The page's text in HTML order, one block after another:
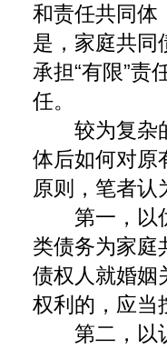
和责任共同体
是，家庭共同
承担“有限”责
任。
较为复杂的
体后如何对原
原则，笔者认
第一，以优
类债务为家庭
债权人就婚姻
权利的，应当
第二，以认